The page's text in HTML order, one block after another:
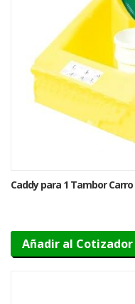
Caddy para 1 Tambor
Añadir al Cotizador